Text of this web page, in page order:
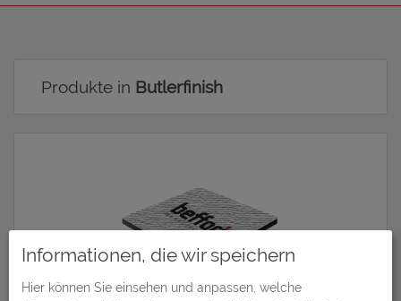
Produkte in Butlerfinish
Informationen, die wir speichern
Hier können Sie einsehen und anpassen, welche